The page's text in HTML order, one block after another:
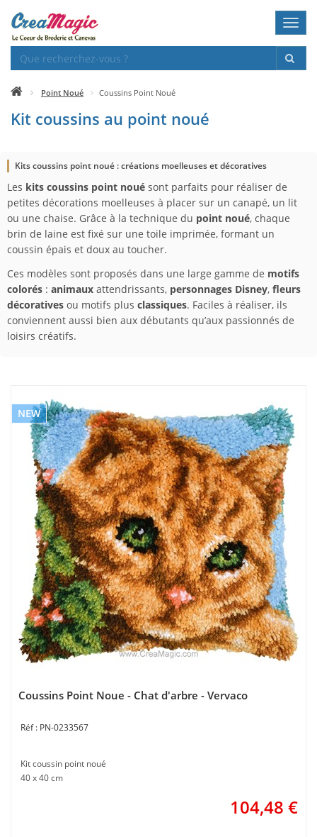
Point Noué Coussins Point Noué
Kit coussins au point noué
Kits coussins point noué : créations moelleuses et décoratives
Les kits coussins point noué sont parfaits pour réaliser de
petites décorations moelleuses à placer sur un canapé, un lit
ou une chaise. Grâce à la technique du point noué, chaque
brin de laine est fixé sur une toile imprimée, formant un
coussin épais et doux au toucher.
Ces modèles sont proposés dans une large gamme de motifs
colorés : animaux attendrissants, personnages Disney, fleurs
décoratives ou motifs plus classiques. Faciles à réaliser, ils
conviennent aussi bien aux débutants qu’aux passionnés de
loisirs créatifs.
NEW
Coussins Point Noue - Chat d'arbre - Vervaco
PN-0233567
Kit coussin point noué
40 x 40 cm
104,48 €